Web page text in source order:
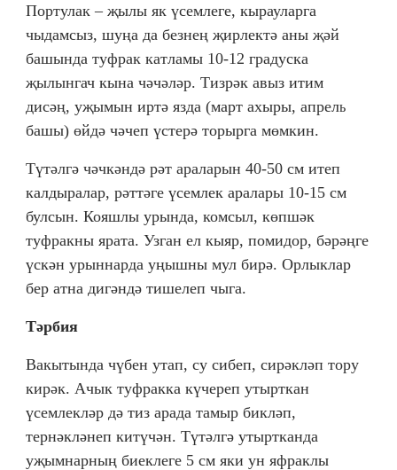
Портулак – җылы як үсемлеге, кырауларга
чыдамсыз, шуңа да безнең җирлектә аны җәй
башында туфрак катламы 10-12 градуска
җылынгач кына чәчәләр. Тизрәк авыз итим
дисәң, уҗымын иртә язда (март ахыры, апрель
башы) өйдә чәчеп үстерә торырга мөмкин.
Түтәлгә чәчкәндә рәт араларын 40-50 см итеп
калдыралар, рәттәге үсемлек аралары 10-15 см
булсын. Кояшлы урында, комсыл, көпшәк
туфракны ярата. Узган ел кыяр, помидор, бәрәңге
үскән урыннарда уңышны мул бирә. Орлыклар
бер атна дигәндә тишелеп чыга.
Тәрбия
Вакытында чүбен утап, су сибеп, сирәкләп тору
кирәк. Ачык туфракка күчереп утырткан
үсемлекләр дә тиз арада тамыр бикләп,
тернәкләнеп китүчән. Түтәлгә утыртканда
уҗымнарның биеклеге 5 см яки ун яфраклы